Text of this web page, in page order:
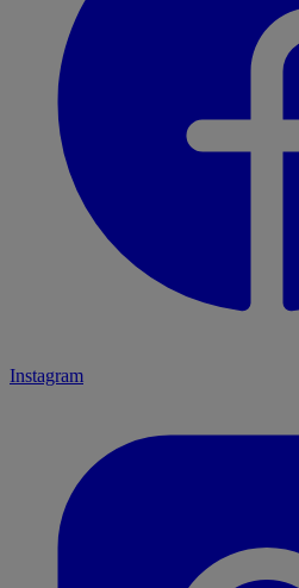
Instagram